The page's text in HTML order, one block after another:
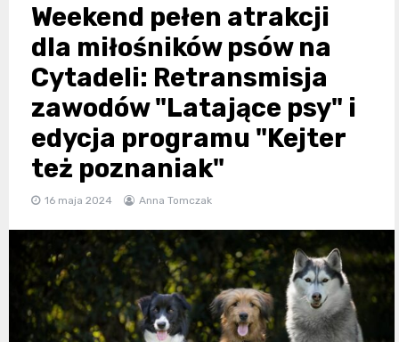
Weekend pełen atrakcji
dla miłośników psów na
Cytadeli: Retransmisja
zawodów "Latające psy" i
edycja programu "Kejter
też poznaniak"
16 maja 2024 Anna Tomczak